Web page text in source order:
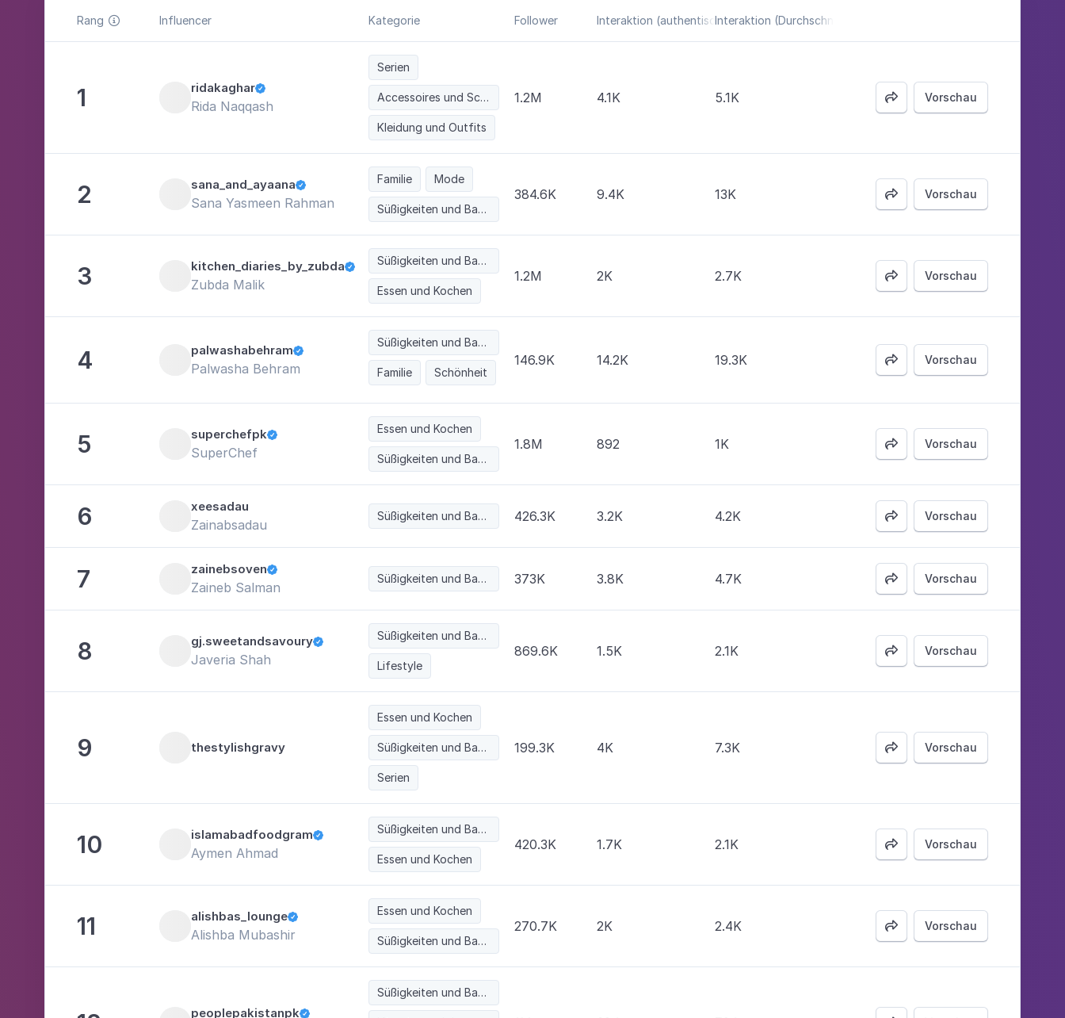
Rang  Influencer Kategorie Follower Interaktion (authentisch)Interaktion (Durchschn.)
1 ridakaghar
Rida Naqqash
Serien
Accessoires und Schmuck
Kleidung und Outfits
1.2M 4.1K 5.1K  Vorschau
2 sana_and_ayaana
Sana Yasmeen Rahman
Familie Mode
Süßigkeiten und Backwaren
384.6K 9.4K 13K  Vorschau
3 kitchen_diaries_by_zubda
Zubda Malik
Süßigkeiten und Backwaren
Essen und Kochen
1.2M 2K 2.7K  Vorschau
4 palwashabehram
Palwasha Behram
Süßigkeiten und Backwaren
Familie Schönheit
146.9K 14.2K 19.3K  Vorschau
5 superchefpk
SuperChef
Essen und Kochen
Süßigkeiten und Backwaren
1.8M 892 1K  Vorschau
6 xeesadau
Zainabsadau
Süßigkeiten und Backwaren 426.3K 3.2K 4.2K  Vorschau
7 zainebsoven
Zaineb Salman
Süßigkeiten und Backwaren 373K 3.8K 4.7K  Vorschau
8 gj.sweetandsavoury
Javeria Shah
Süßigkeiten und Backwaren
Lifestyle
869.6K 1.5K 2.1K  Vorschau
9 thestylishgravy
Essen und Kochen
Süßigkeiten und Backwaren
Serien
199.3K 4K 7.3K  Vorschau
10 islamabadfoodgram
Aymen Ahmad
Süßigkeiten und Backwaren
Essen und Kochen
420.3K 1.7K 2.1K  Vorschau
11 alishbas_lounge
Alishba Mubashir
Essen und Kochen
Süßigkeiten und Backwaren
270.7K 2K 2.4K  Vorschau
peoplepakistanpk
Süßigkeiten und Backwaren